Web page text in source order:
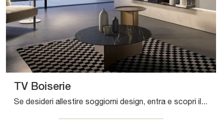
TV Boiserie
Se desideri allestire soggiorni design, entra e scopri il mobile porta tv TV Boiserie dell'azienda Sangiacomo, prodotto in laccato opaco